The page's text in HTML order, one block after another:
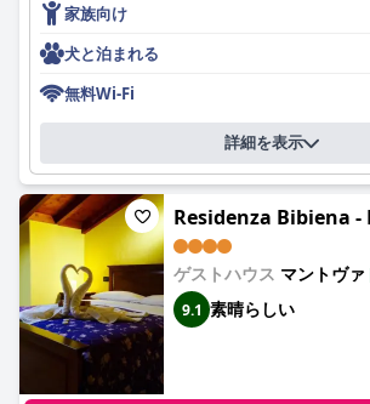
ホテルの朝食は、その品質と種類の豊富さで
す。ゲストは、甘いものと塩辛いものの両方
品揃えを楽しんでおり、特にイタリアのペス
スクランブルエッグが人気です。朝食ビュッ
リーの食事に対応したオプションなど、さま
対応しており、効率的でフレンドリーなスタ
供し、全体的な食事体験を向上させています。
清潔さは、 が優れているもう1つの分野です。
に、清潔な客室と手入れの行き届いた公共エリ
す。ホテルのハウスキーピング基準は一貫して
快適で楽しい滞在に貢献しています。
のスタッフは、特にその温かさとプロ意識で注
レセプションとフロントの担当者の丁寧で親切
ら出発までゲスト体験を向上させます。オー
は、その気配りと献身が称賛され、ゲストに
家族向け
犬と泊まれる
無料Wi-Fi
詳細を表示
Residenza Bibiena -
ゲストハウス マントヴァ
9.1 素晴らしい